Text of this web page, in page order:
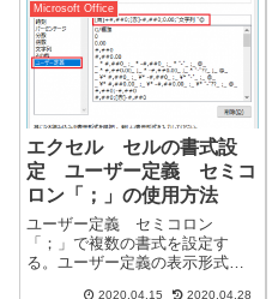
シーを尊重...
Microsoft Office
エクセル セルの書式設
定 ユーザー定義 セミコ
ロン「；」の使用方法
ユーザー定義 セミコロン
「；」で複数の書式を設定す
る。ユーザー定義の表示形式
2020.04.15 2020.04.28